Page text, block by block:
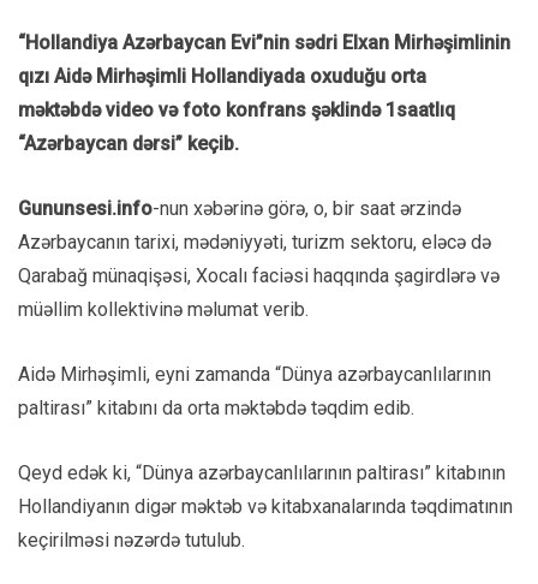
“Hollandiya Azərbaycan Evi”nin sədri Elxan Mirhəşimlinin
qızı Aidə Mirhəşimli Hollandiyada oxuduğu orta
məktəbdə video və foto konfrans şəklində 1saatlıq
“Azərbaycan dərsi” keçib.
Gununsesi.info-nun xəbərinə görə, o, bir saat ərzində
Azərbaycanın tarixi, mədəniyyəti, turizm sektoru, eləcə də
Qarabağ münaqişəsi, Xocalı faciəsi haqqında şagirdlərə və
müəllim kollektivinə məlumat verib.
Aidə Mirhəşimli, eyni zamanda “Dünya azərbaycanlılarının
paltirası” kitabını da orta məktəbdə təqdim edib.
Qeyd edək ki, “Dünya azərbaycanlılarının paltirası” kitabının
Hollandiyanın digər məktəb və kitabxanalarında təqdimatının
keçirilməsi nəzərdə tutulub.